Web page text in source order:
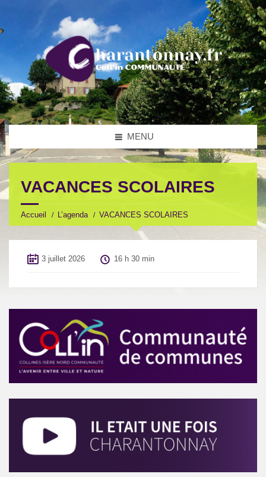
MENU
VACANCES SCOLAIRES
Accueil L’agenda VACANCES SCOLAIRES
3 juillet 2026 16 h 30 min